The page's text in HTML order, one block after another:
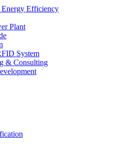
Efficiency
Plant
System
& Consulting